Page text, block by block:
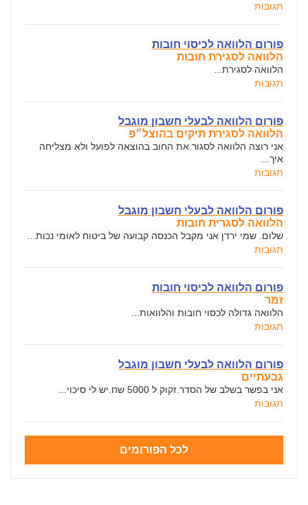
תגובות
פורום הלוואה לכיסוי חובות
הלוואה לסגירת חובות
הלוואה לסגירת...
תגובות
פורום הלוואה לבעלי חשבון מוגבל
הלוואה לסגירת תיקים בהוצל״פ
אני רוצה הלוואה לסגור את החוב בהוצאה לפועל ולא מצליחה
איך...
תגובות
פורום הלוואה לבעלי חשבון מוגבל
הלוואה לסגרית חובות
שלום. שמי ירדן אני מקבל הכנסה קבועה של ביטוח לאומי נכות...
תגובות
פורום הלוואה לכיסוי חובות
זמר
הלוואה גדולה לכסוי חובות והלוואות...
תגובות
פורום הלוואה לבעלי חשבון מוגבל
גבעתיים
אני בפשר בשלב של הסדר.זקוק ל 5000 שח.יש לי סיכוי...
תגובות
לכל הפורומים